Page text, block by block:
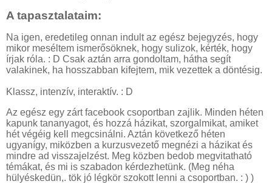
A tapasztalataim:
Na igen, eredetileg onnan indult az egész bejegyzés, hogy
mikor meséltem ismerősöknek, hogy sulizok, kérték, hogy
írjak róla. : D Csak aztán arra gondoltam, hátha segít
valakinek, ha hosszabban kifejtem, mik vezettek a döntésig.
Klassz, intenzív, interaktív. : D
Az egész egy zárt facebook csoportban zajlik. Minden héten
kapunk tananyagot, és hozzá házikat, szorgalmikat, amiket
hét végéig kell megcsinálni. Aztán következő héten
ugyanígy, miközben a kurzusvezető megnézi a házikat és
mindre ad visszajelzést. Meg közben bedob megvitatható
témákat, és mi is szabadon kérdezhetünk. (Meg néha
hülyéskedün,. tök jó légkör szokott lenni a csoportban. : ) )